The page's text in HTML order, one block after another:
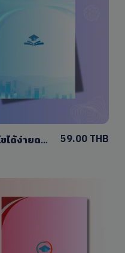
หน้าปกสวยๆดีไซน์ที่สามารถแก้ไขได้ง่ายดาย 59.00 THB